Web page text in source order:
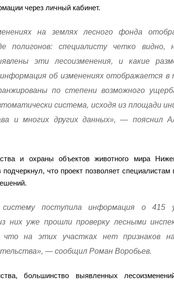
через личный кабинет.
на землях лесного фонда
полигонов: специалисту четко видно,
эти лесоизменения, и какие
об изменениях отображается в
по степени возможного
система, исходя из площади
и многих других данных», — пояснил
и охраны объектов животного мира
что проект позволяет
поступила информация о 415
них уже прошли проверку лесными
что на этих участках нет признаков
— сообщил Роман Воробьев.
большинство выявленных